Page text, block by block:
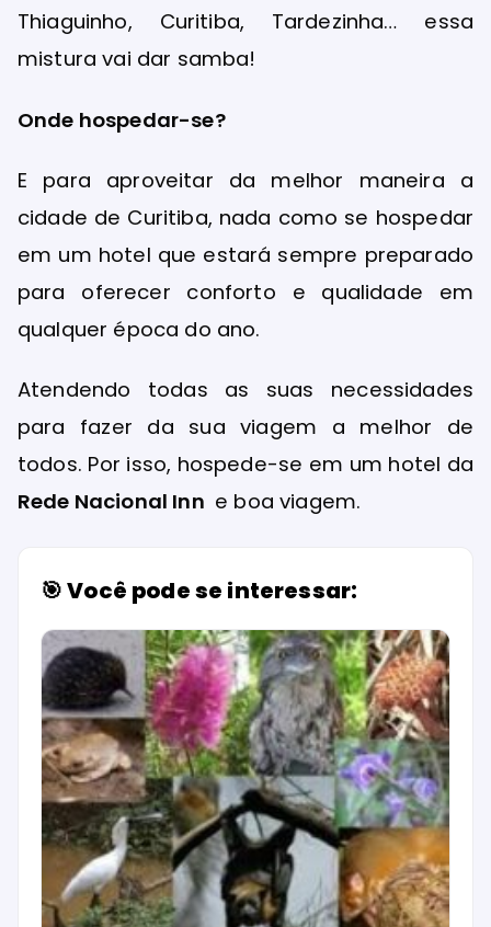
Thiaguinho, Curitiba, Tardezinha… essa
mistura vai dar samba!
Onde hospedar-se?
E para aproveitar da melhor maneira a
cidade de Curitiba, nada como se hospedar
em um hotel que estará sempre preparado
para oferecer conforto e qualidade em
qualquer época do ano.
Atendendo todas as suas necessidades
para fazer da sua viagem a melhor de
todos. Por isso, hospede-se em um hotel da
Rede Nacional Inn e boa viagem.
🎯 Você pode se interessar: